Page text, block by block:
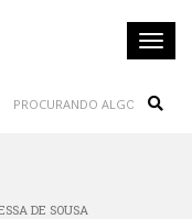
DE SOUSA